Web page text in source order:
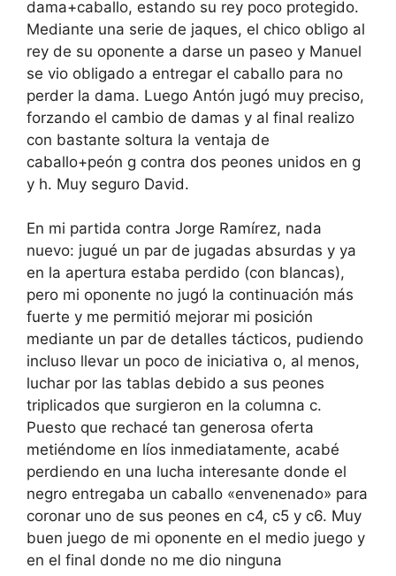
dama+caballo, estando su rey poco protegido.
Mediante una serie de jaques, el chico obligo al
rey de su oponente a darse un paseo y Manuel
se vio obligado a entregar el caballo para no
perder la dama. Luego Antón jugó muy preciso,
forzando el cambio de damas y al final realizo
con bastante soltura la ventaja de
caballo+peón g contra dos peones unidos en g
y h. Muy seguro David.
En mi partida contra Jorge Ramírez, nada
nuevo: jugué un par de jugadas absurdas y ya
en la apertura estaba perdido (con blancas),
pero mi oponente no jugó la continuación más
fuerte y me permitió mejorar mi posición
mediante un par de detalles tácticos, pudiendo
incluso llevar un poco de iniciativa o, al menos,
luchar por las tablas debido a sus peones
triplicados que surgieron en la columna c.
Puesto que rechacé tan generosa oferta
metiéndome en líos inmediatamente, acabé
perdiendo en una lucha interesante donde el
negro entregaba un caballo «envenenado» para
coronar uno de sus peones en c4, c5 y c6. Muy
buen juego de mi oponente en el medio juego y
en el final donde no me dio ninguna